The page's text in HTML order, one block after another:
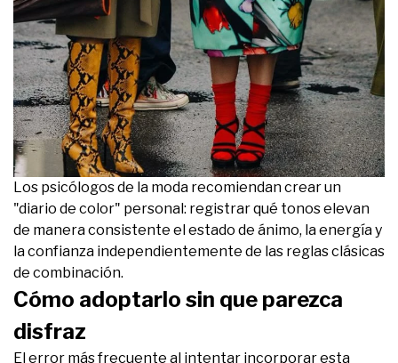
Los psicólogos de la moda recomiendan crear un
"diario de color" personal: registrar qué tonos elevan
de manera consistente el estado de ánimo, la energía y
la confianza independientemente de las reglas clásicas
de combinación.
Cómo adoptarlo sin que parezca
disfraz
El error más frecuente al intentar incorporar esta